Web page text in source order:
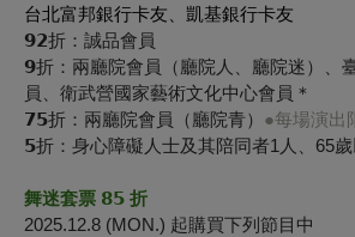
台北富邦銀行卡友、凱基銀行卡友
𝟵𝟮折：誠品會員
𝟵折：兩廳院會員（廳院人、廳院迷）、
員、衛武營國家藝術文化中心會員＊
𝟳𝟱折：兩廳院會員（廳院青） ●每場演出
𝟱折：身心障礙人士及其陪同者1人、65
舞迷套票 𝟴𝟱 折
2025.12.8 (MON.) 起購買下列節目中